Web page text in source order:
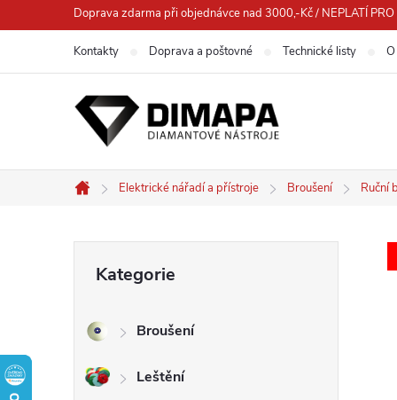
na
Doprava zdarma při objednávce nad 3000,-Kč / NEPLATÍ
Kontakty Doprava a poštovné Technické listy
Domů
Elektrické nářadí a přístroje Broušení Ruční
s
kategorie
Kategorie
Broušení
Leštění